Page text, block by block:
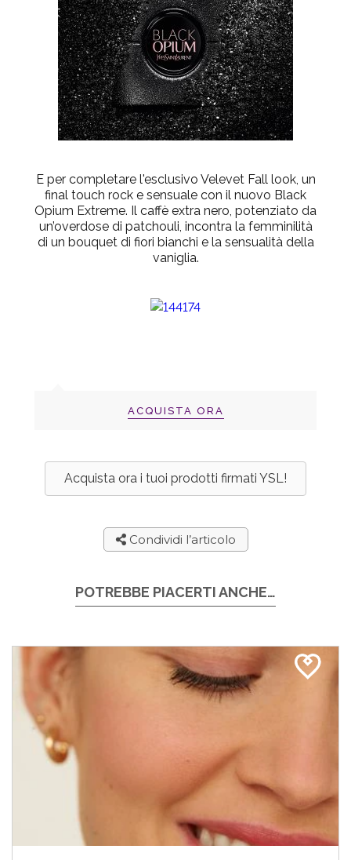
E per completare l'esclusivo Velevet Fall look, un
final touch rock e sensuale con il nuovo Black
Opium Extreme. Il caffè extra nero, potenziato da
un’overdose di patchouli, incontra la femminilità
di un bouquet di fiori bianchi e la sensualità della
vaniglia.
ACQUISTA ORA
Acquista ora i tuoi prodotti firmati YSL!
Condividi l’articolo
POTREBBE PIACERTI ANCHE…